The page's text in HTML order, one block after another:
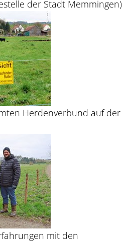
der Stadt Memmingen)
Herdenverbund auf der
mit den